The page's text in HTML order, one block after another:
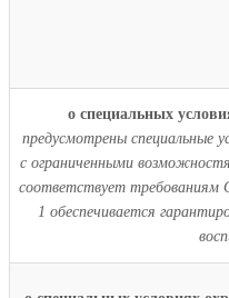
о специальных
предусмотрены специальные
с ограниченными
соответствует
1 обеспечивается